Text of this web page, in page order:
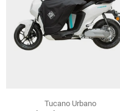
Tucano Urbano